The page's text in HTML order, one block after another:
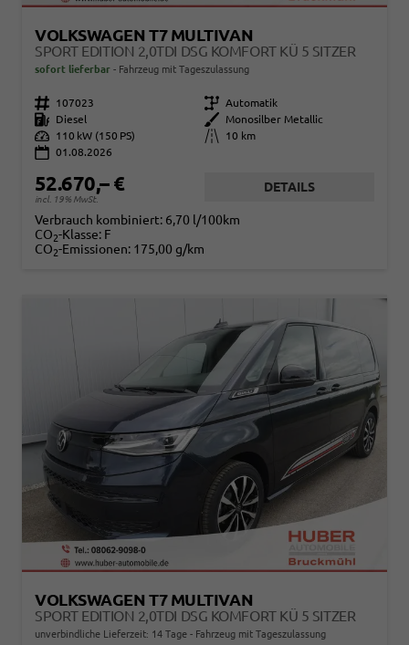
VOLKSWAGEN T7 MULTIVAN
SPORT EDITION 2,0TDI DSG KOMFORT KÜ 5 SITZER
sofort lieferbar Fahrzeug mit Tageszulassung
Fahrzeugnr. 107023 Getriebe Automatik
Kraftstoff
Diesel Außenfarbe
Monosilber Metallic
Leistung
110 kW (150 PS) Kilometerstand
10 km
01.08.2026
52.670,– €
incl. 19% MwSt.
DETAILS
Verbrauch kombiniert: 6,70 l/100km
CO2-Klasse: F
CO2-Emissionen: 175,00 g/km
VOLKSWAGEN T7 MULTIVAN
SPORT EDITION 2,0TDI DSG KOMFORT KÜ 5 SITZER
unverbindliche Lieferzeit: 14 Tage Fahrzeug mit Tageszulassung